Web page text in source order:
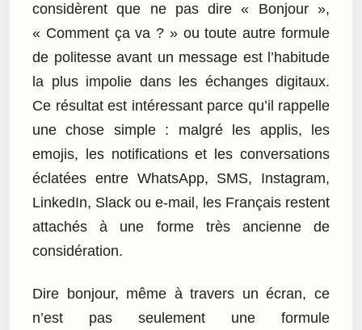
considèrent que ne pas dire « Bonjour »,
« Comment ça va ? » ou toute autre formule
de politesse avant un message est l’habitude
la plus impolie dans les échanges digitaux.
Ce résultat est intéressant parce qu’il rappelle
une chose simple : malgré les applis, les
emojis, les notifications et les conversations
éclatées entre WhatsApp, SMS, Instagram,
LinkedIn, Slack ou e-mail, les Français restent
attachés à une forme très ancienne de
considération.
Dire bonjour, même à travers un écran, ce
n’est pas seulement une formule